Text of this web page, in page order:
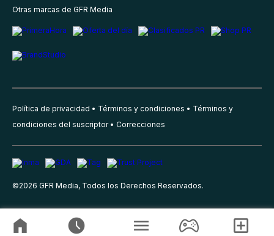
Otras marcas de GFR Media
Política de privacidad Términos y condiciones
Términos y
condiciones del suscriptor
Correcciones
©2026 GFR Media, Todos los Derechos Reservados.